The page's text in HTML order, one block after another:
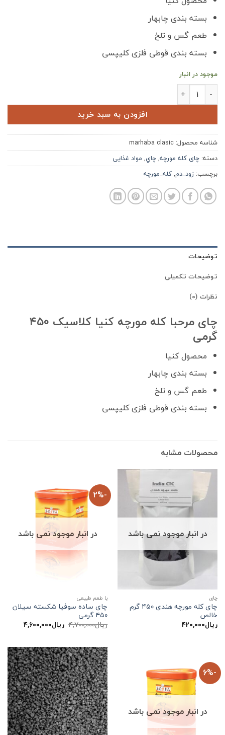
بسته بندی چابهار
طعم گس و تلخ
بسته بندی قوطی فلزی کلیپسی
موجود در انبار
چای مرحبا کله مورچه کنیا کلاسیک عدد
افزودن به سبد خرید
شناسه محصول: marhaba clasic
دسته: چای کله مورچه,چاي, مواد غذایی
برچسب: زود_دم,کله_مورچه
توضیحات
توضیحات تکمیلی
نظرات (0)
چای مرحبا کله مورچه کنیا کلاسیک ۴۵۰
گرمی
محصول کنیا
بسته بندی چابهار
طعم گس و تلخ
بسته بندی قوطی فلزی کلیپسی
محصولات مشابه
در انبار موجود نمی باشد
چاي
چای کله مورچه هندی ۴۵۰ گرم
خالص
ریال۴۲۰,۰۰۰
-2%
در انبار موجود نمی باشد
با طعم طبیعی
چای ساده سوفیا شکسته سیلان
۴۵۰ گرمی
ریال۴,۷۰۰,۰۰۰ قیمت
اصلی:
ریال۴,۶۰۰,۰۰۰قیمت
فعلی:
-6%
در انبار موجود نمی باشد